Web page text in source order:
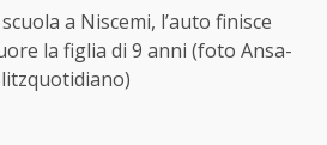
a Niscemi, l’auto finisce
la figlia di 9 anni (foto Ansa-